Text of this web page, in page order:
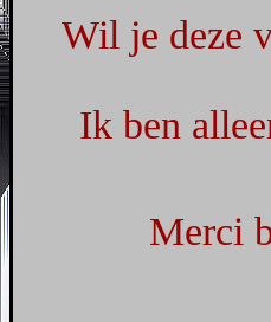
Wil je deze
Ik ben
Merci